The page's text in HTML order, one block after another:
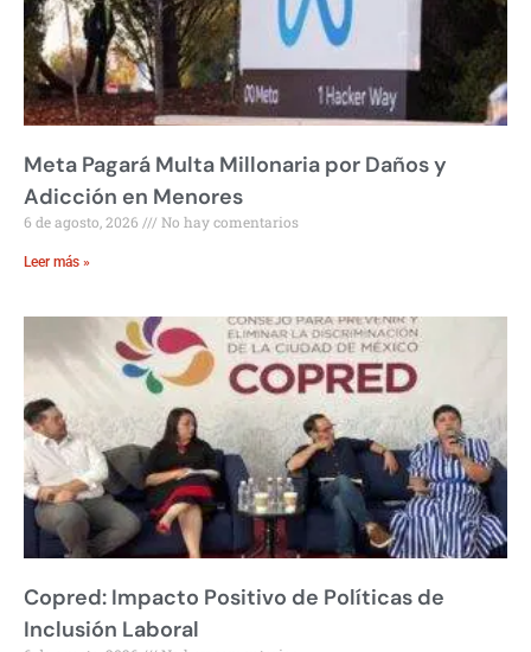
Meta Pagará Multa Millonaria por Daños y
Adicción en Menores
6 de agosto, 2026 No hay comentarios
Leer más »
Copred: Impacto Positivo de Políticas de
Inclusión Laboral